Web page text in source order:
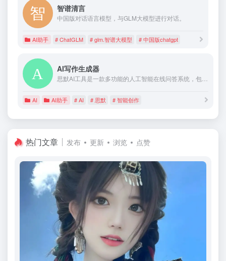
智谱清言
中国版对话语言模型，与GLM大模型进行对话。
AI助手 # ChatGLM # glm.智谱大模型 # 中国版chatgpt
AI写作生成器
思默AI工具是一款多功能的人工智能在线问答系统，包括AI绘画、职场助手、企业职能、社媒写作、编程、学术教育、点评助手、效率工具、短视频等功能。无论您是需要生成高质量的工作报告、合同模板，还是进行英语翻译或修改，思默AI工具都能满足您的各种需求。欢迎使用思默AI工具，提高工作效率，创作出优质内容。
AI AI助手 # AI # 思默 # 智能创作
热门文章 发布 更新 浏览 点赞